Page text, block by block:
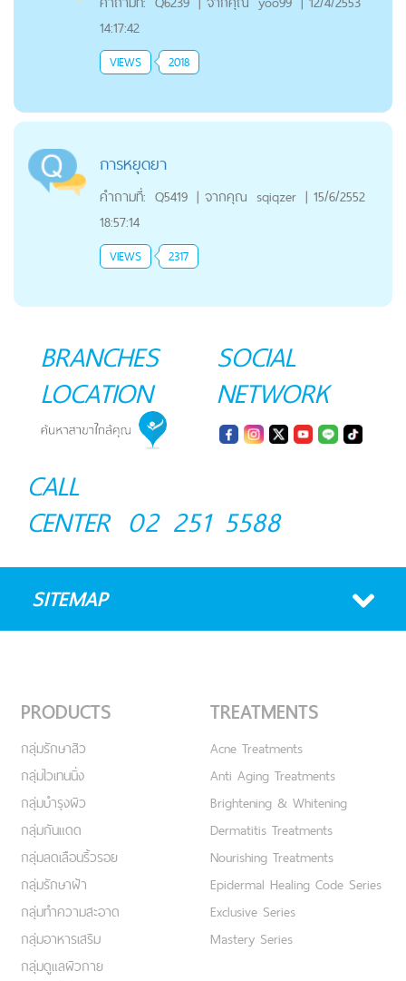
14:17:42
VIEWS 2018
การหยุดยา
คำถามที่: Q5419 | จากคุณ sqiqzer | 15/6/2552
18:57:14
VIEWS 2317
BRANCHES
LOCATION
SOCIAL
NETWORK
CALL
CENTER 02 251 5588
SITEMAP
PRODUCTS
กลุ่มรักษาสิว
กลุ่มไวเทนนิ่ง
กลุ่มบำรุงผิว
กลุ่มกันแดด
กลุ่มลดเลือนริ้วรอย
กลุ่มรักษาฝ้า
กลุ่มทำความสะอาด
กลุ่มอาหารเสริม
กลุ่มดูแลผิวกาย
TREATMENTS
Acne Treatments
Anti Aging Treatments
Brightening & Whitening
Dermatitis Treatments
Nourishing Treatments
Epidermal Healing Code Series
Exclusive Series
Mastery Series